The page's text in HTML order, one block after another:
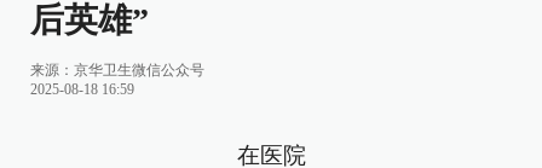
后英雄”
来源： 京华卫生微信公众号
2025-08-18 16:59
在医院